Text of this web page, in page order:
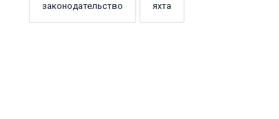
законодательство яхта